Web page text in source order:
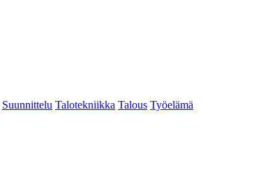
Suunnittelu Talotekniikka Talous Työelämä